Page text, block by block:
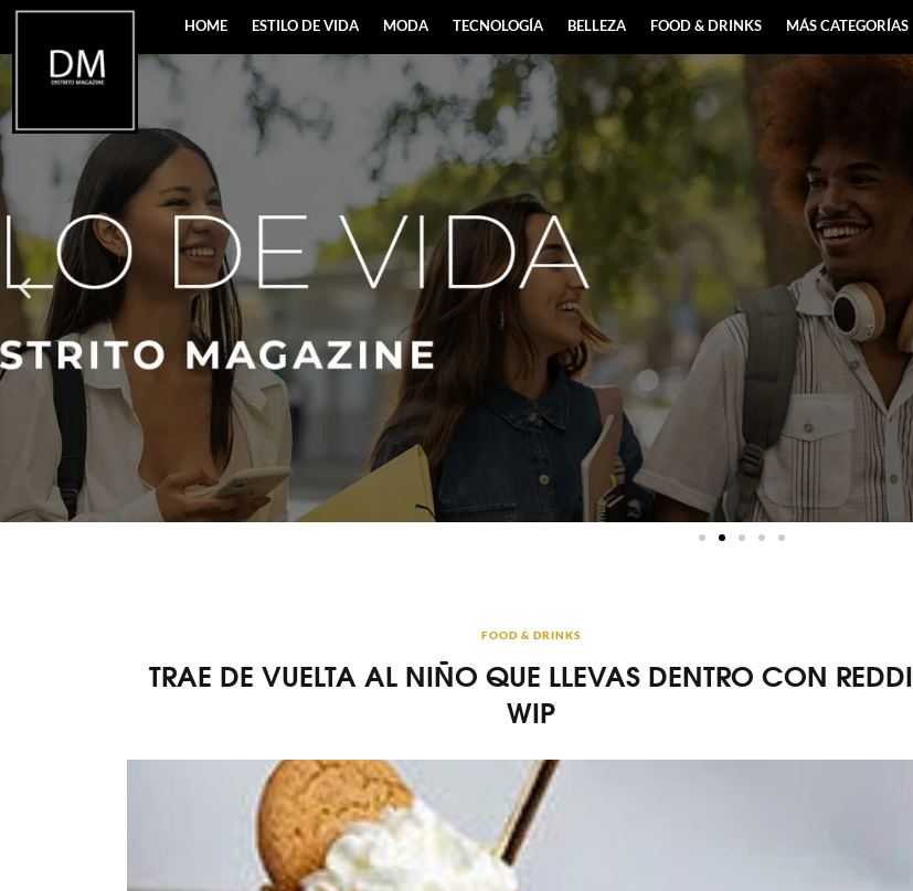
HOME ESTILO DE VIDA MODA TECNOLOGÍA BELLEZA FOOD & DRINKS MÁS CATEGORÍAS
FOOD & DRINKS
TRAE DE VUELTA AL NIÑO QUE LLEVAS DENTRO CON REDDI
WIP